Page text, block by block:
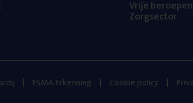
Vrije beroe­pen
Zorg­sec­tor
FSMA Erkenning Cookie policy